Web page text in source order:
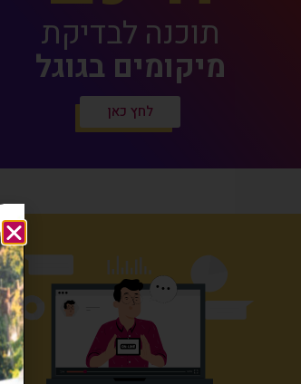
תוכנה לבדיקת
מיקומים בגוגל
לחץ כאן